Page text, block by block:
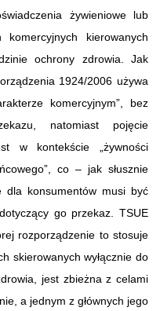
żywieniowe lub
kierowanych
ochrony zdrowia. Jak
1924/2006 używa
komercyjnym”, bez
natomiast pojęcie
w kontekście „żywności
co – jak słusznie
dla konsumentów musi być
go przekaz. TSUE
rozporządzenie to stosuje
skierowanych wyłącznie do
jest zbieżna z celami
a jednym z głównych jego